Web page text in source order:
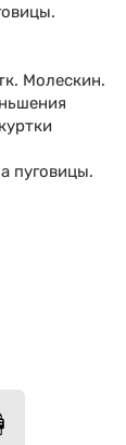
Молескин.
пуговицы.